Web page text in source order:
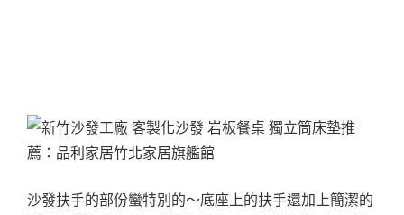
沙發扶手的部份蠻特別的～底座上的扶手還加上簡潔的